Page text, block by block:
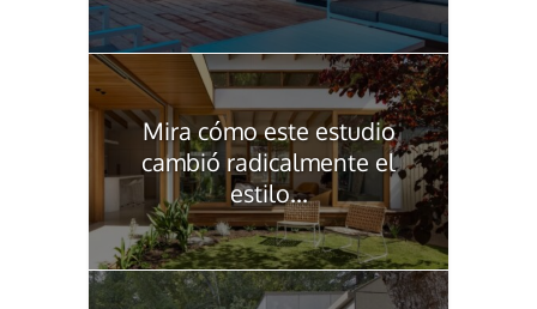
Mira cómo este estudio
cambió radicalmente el
estilo...